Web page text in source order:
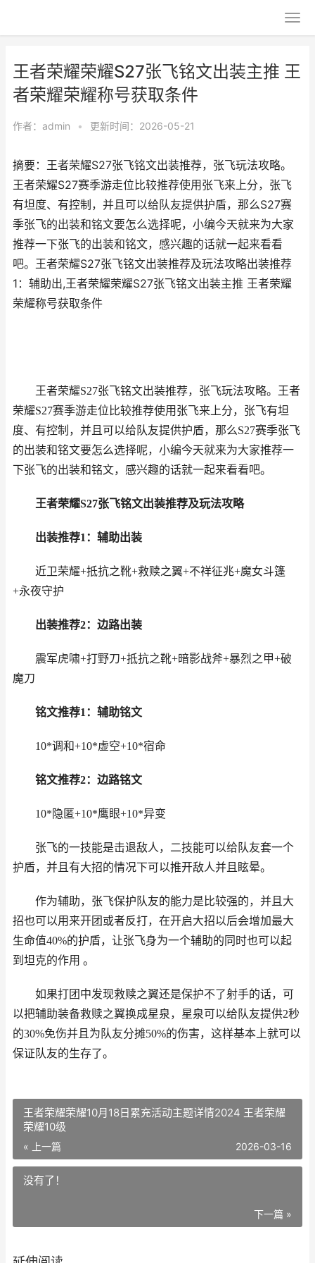
王者荣耀荣耀S27张飞铭文出装主推 王
者荣耀荣耀称号获取条件
作者： admin • 更新时间：2026-05-21
摘要：王者荣耀S27张飞铭文出装推荐，张飞玩法攻略。
王者荣耀S27赛季游走位比较推荐使用张飞来上分，张飞
有坦度、有控制，并且可以给队友提供护盾，那么S27赛
季张飞的出装和铭文要怎么选择呢，小编今天就来为大家
推荐一下张飞的出装和铭文，感兴趣的话就一起来看看
吧。王者荣耀S27张飞铭文出装推荐及玩法攻略出装推荐
1：辅助出,王者荣耀荣耀S27张飞铭文出装主推 王者荣耀
荣耀称号获取条件
王者荣耀S27张飞铭文出装推荐，张飞玩法攻略。王者
荣耀S27赛季游走位比较推荐使用张飞来上分，张飞有坦
度、有控制，并且可以给队友提供护盾，那么S27赛季张飞
的出装和铭文要怎么选择呢，小编今天就来为大家推荐一
下张飞的出装和铭文，感兴趣的话就一起来看看吧。
王者荣耀S27张飞铭文出装推荐及玩法攻略
出装推荐1：辅助出装
近卫荣耀+抵抗之靴+救赎之翼+不祥征兆+魔女斗篷
+永夜守护
出装推荐2：边路出装
震军虎啸+打野刀+抵抗之靴+暗影战斧+暴烈之甲+破
魔刀
铭文推荐1：辅助铭文
10*调和+10*虚空+10*宿命
铭文推荐2：边路铭文
10*隐匿+10*鹰眼+10*异变
张飞的一技能是击退敌人，二技能可以给队友套一个
护盾，并且有大招的情况下可以推开敌人并且眩晕。
作为辅助，张飞保护队友的能力是比较强的，并且大
招也可以用来开团或者反打，在开启大招以后会增加最大
生命值40%的护盾，让张飞身为一个辅助的同时也可以起
到坦克的作用 。
如果打团中发现救赎之翼还是保护不了射手的话，可
以把辅助装备救赎之翼换成星泉，星泉可以给队友提供2秒
的30%免伤并且为队友分摊50%的伤害，这样基本上就可以
保证队友的生存了。
王者荣耀荣耀10月18日累充活动主题详情2024 王者荣耀
荣耀10级
« 上一篇 2026-03-16
没有了！
下一篇 »